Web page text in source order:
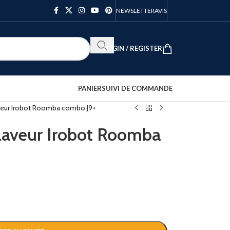
NEWSLETTERAVIS
LOGIN / REGISTER
PANIERSUIVI DE COMMANDE
Irobot Roomba combo J9+
Irobot Roomba